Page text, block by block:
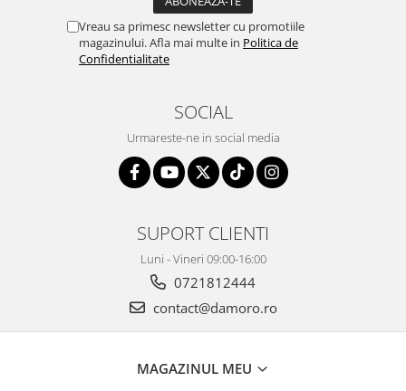
Vreau sa primesc newsletter cu promotiile
magazinului. Afla mai multe in Politica de
Confidentialitate
SOCIAL
Urmareste-ne in social media
SUPORT CLIENTI
Luni - Vineri 09:00-16:00
0721812444
contact@damoro.ro
MAGAZINUL MEU